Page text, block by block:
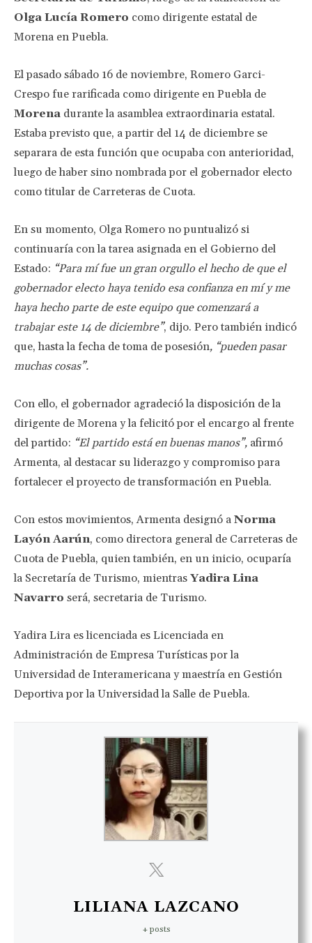
Olga Lucía Romero como dirigente estatal de
Morena en Puebla.
El pasado sábado 16 de noviembre, Romero Garci-
Crespo fue rarificada como dirigente en Puebla de
Morena durante la asamblea extraordinaria estatal.
Estaba previsto que, a partir del 14 de diciembre se
separara de esta función que ocupaba con anterioridad,
luego de haber sino nombrada por el gobernador electo
como titular de Carreteras de Cuota.
En su momento, Olga Romero no puntualizó si
continuaría con la tarea asignada en el Gobierno del
Estado: “Para mí fue un gran orgullo el hecho de que el
gobernador electo haya tenido esa confianza en mí y me
haya hecho parte de este equipo que comenzará a
trabajar este 14 de diciembre”, dijo. Pero también indicó
que, hasta la fecha de toma de posesión, “pueden pasar
muchas cosas”.
Con ello, el gobernador agradeció la disposición de la
dirigente de Morena y la felicitó por el encargo al frente
del partido: “El partido está en buenas manos”, afirmó
Armenta, al destacar su liderazgo y compromiso para
fortalecer el proyecto de transformación en Puebla.
Con estos movimientos, Armenta designó a Norma
Layón Aarún, como directora general de Carreteras de
Cuota de Puebla, quien también, en un inicio, ocuparía
la Secretaría de Turismo, mientras Yadira Lina
Navarro será, secretaria de Turismo.
Yadira Lira es licenciada es Licenciada en
Administración de Empresa Turísticas por la
Universidad de Interamericana y maestría en Gestión
Deportiva por la Universidad la Salle de Puebla.
LILIANA LAZCANO
+ posts